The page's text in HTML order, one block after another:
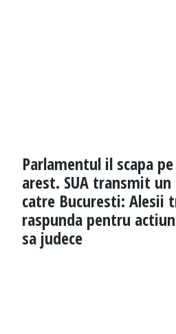
Parlamentul il scapa
arest. SUA transmit
catre Bucuresti: Alesii
raspunda pentru
sa judece